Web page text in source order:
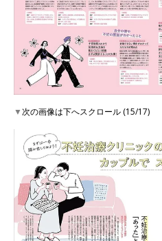
▼次の画像は下へスクロール (15/17)